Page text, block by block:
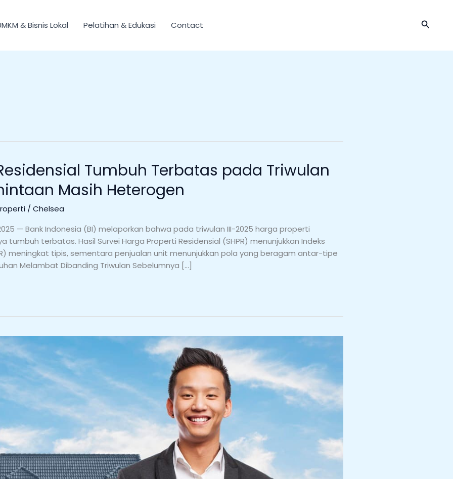
& Bisnis Lokal Pelatihan & Edukasi Contact Cari
Tumbuh Terbatas pada Triwulan
Masih Heterogen
/Chelsea
— Bank Indonesia (BI) melaporkan bahwa pada triwulan III-2025 harga properti
tumbuh terbatas. Hasil Survei Harga Properti Residensial (SHPR) menunjukkan Indeks
meningkat tipis, sementara penjualan unit menunjukkan pola yang beragam antar-tipe
Melambat Dibanding Triwulan Sebelumnya […]